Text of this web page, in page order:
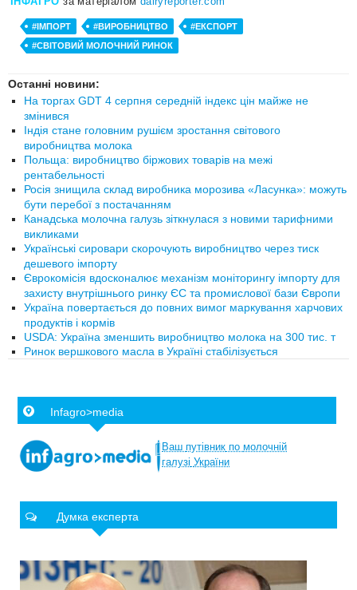
#ІМПОРТ #ВИРОБНИЦТВО
#ЕКСПОРТ
#СВІТОВИЙ МОЛОЧНИЙ РИНОК
Останні новини:
На торгах GDT 4 серпня середній індекс цін майже не
змінився
Індія стане головним рушієм зростання світового
виробництва молока
Польща: виробництво біржових товарів на межі
рентабельності
Росія знищила склад виробника морозива «Ласунка»: можуть
бути перебої з постачанням
Канадська молочна галузь зіткнулася з новими тарифними
викликами
Українські сировари скорочують виробництво через тиск
дешевого імпорту
Єврокомісія вдосконалює механізм моніторингу імпорту для
захисту внутрішнього ринку ЄС та промислової бази Європи
Україна повертається до повних вимог маркування харчових
продуктів і кормів
USDA: Україна зменшить виробництво молока на 300 тис. т
Ринок вершкового масла в Україні стабілізується
Infagro>media
Ваш путівник по молочній
галузі України
Думка експерта